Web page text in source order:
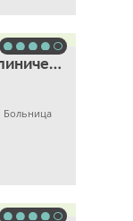
Челябинская областная клиническая больница
Больница